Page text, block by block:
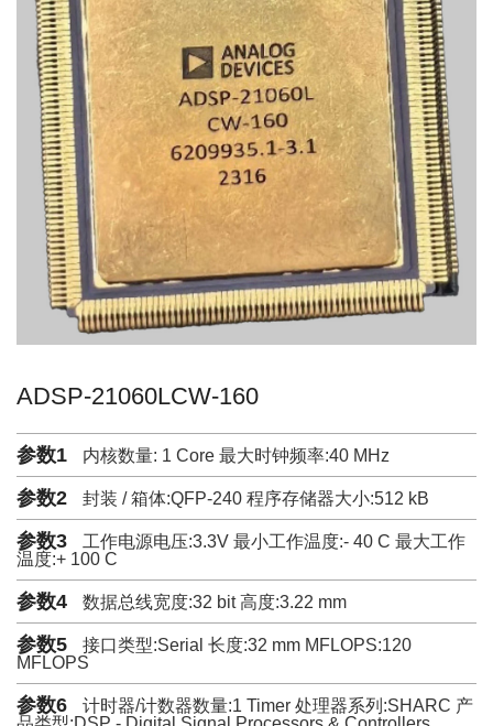
ADSP-21060LCW-160
参数1 内核数量: 1 Core 最大时钟频率:40 MHz
参数2 封装 / 箱体:QFP-240 程序存储器大小:512 kB
参数3
工作电源电压:3.3V 最小工作温度:- 40 C 最大工作
温度:+ 100 C
参数4 数据总线宽度:32 bit 高度:3.22 mm
参数5
接口类型:Serial 长度:32 mm MFLOPS:120
MFLOPS
参数6
计时器/计数器数量:1 Timer 处理器系列:SHARC 产